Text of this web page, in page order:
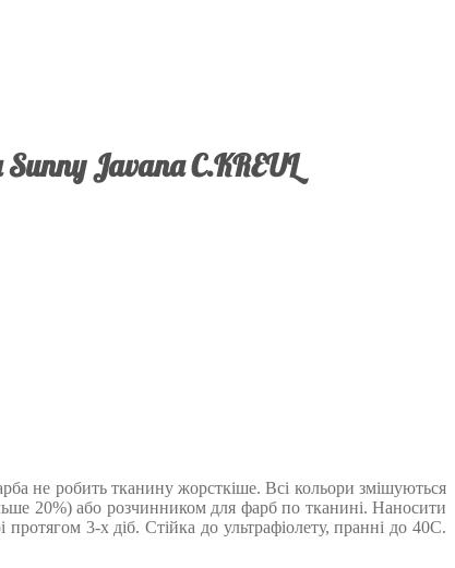
Javana C.KREUL
не робить тканину жорсткіше. Всі кольори змішуються
20%) або розчинником для фарб по тканині. Наносити
3-х діб. Стійка до ультрафіолету, пранні до 40С.